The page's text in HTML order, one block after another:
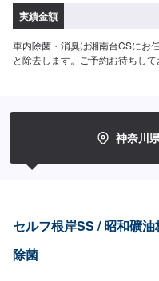
実績金額
車内除菌・消臭は湘南台CSにお
と除去します。ご予約お待ちして
神奈川
セルフ根岸SS / 昭和礦
除菌